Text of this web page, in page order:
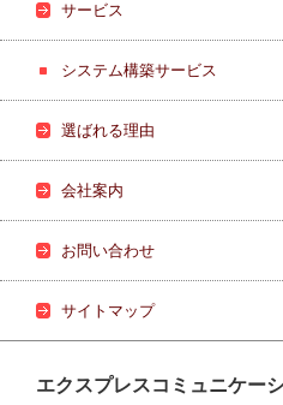
サービス
システム構築サービス
選ばれる理由
会社案内
お問い合わせ
サイトマップ
エクスプレスコミュニケー